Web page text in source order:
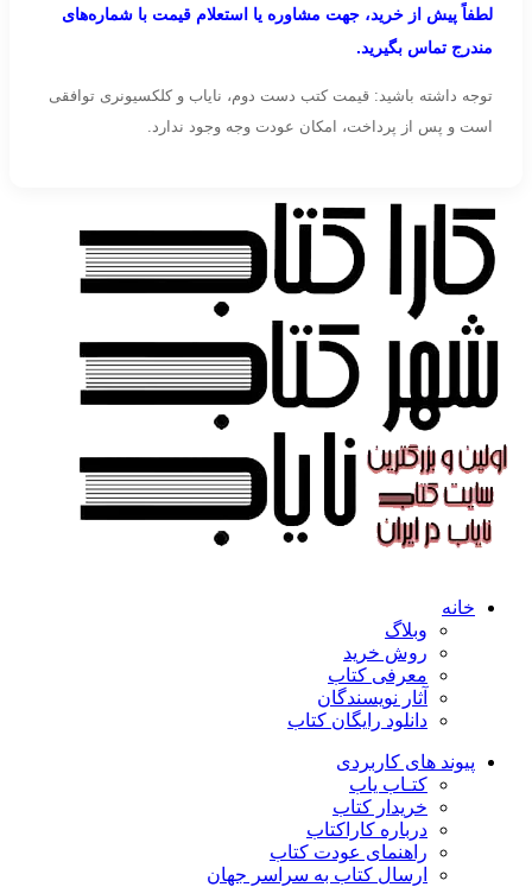
لطفاً پیش از خرید، جهت مشاوره یا استعلام قیمت با شماره‌های
مندرج تماس بگیرید.
توجه داشته باشید: قیمت کتب دست دوم، نایاب و کلکسیونری توافقی
است و پس از پرداخت، امکان عودت وجه وجود ندارد.
خانه
وبلاگ
روش خرید
معرفی کتاب
آثار نویسندگان
دانلود رایگان کتاب
پیوند های کاربردی
کتـاب یاب
خریدار کتاب
درباره کاراکتاب
راهنمای عودت کتاب
ارسال کتاب به سراسر جهان